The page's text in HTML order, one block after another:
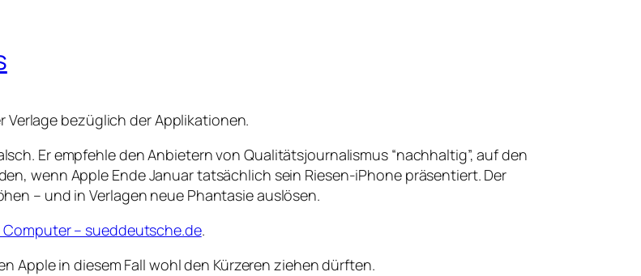
bezüglich der Applikationen.
Er empfehle den Anbietern von Qualitätsjournalismus “nachhaltig”, auf den
wenn Apple Ende Januar tatsächlich sein Riesen-iPhone präsentiert. Der
– und in Verlagen neue Phantasie auslösen.
Computer – sueddeutsche.de.
Apple in diesem Fall wohl den Kürzeren ziehen dürften.